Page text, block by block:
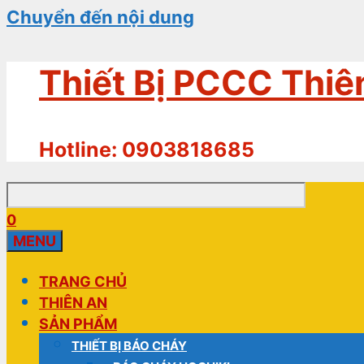
Chuyển đến nội dung
Thiết Bị PCCC
Hotline: 0903818685
0
MENU
TRANG CHỦ
THIÊN AN
SẢN PHẨM
THIẾT BỊ BÁO CHÁY